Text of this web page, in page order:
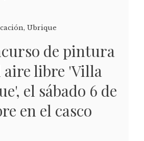
, Ubrique
de pintura
libre 'Villa
el sábado 6 de
en el casco